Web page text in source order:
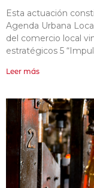
Esta actuación
Agenda Urbana
del comercio local
estratégicos 5
Leer más